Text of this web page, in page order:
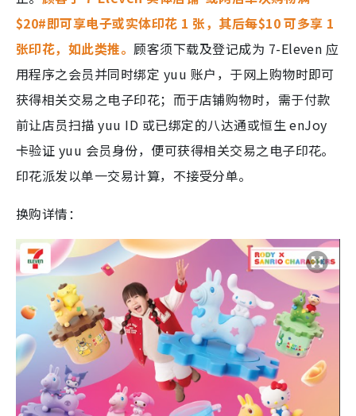
$20#即可享电子或实体印花 1 张，其后每$10 可多享 1
张印花，如此类推。 顾客须下载及登记成为 7-Eleven 应
用程序之会员并同时绑定 yuu 账户，于网上购物时即可
获得相关交易之电子印花；而于店铺购物时，需于付款
前让店员扫描 yuu ID 或已绑定的八达通或恒生 enJoy
卡验证 yuu 会员身份，便可获得相关交易之电子印花。
印花派发以单一交易计算，不接受分单。
换购详情：